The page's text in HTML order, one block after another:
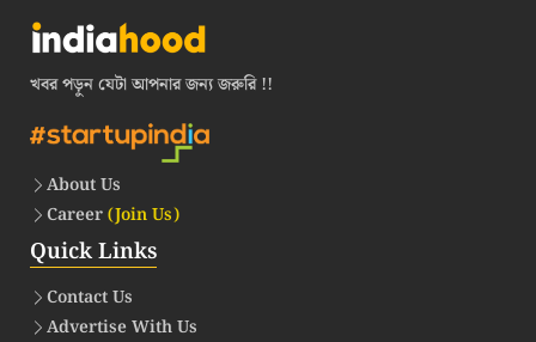
খবর পড়ুন যেটা আপনার জন্য জরুরি !!
About Us
Career(Join Us)
Quick Links
Contact Us
Advertise With Us